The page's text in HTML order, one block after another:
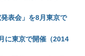
表会」を8月東京で
に東京で開催（2014